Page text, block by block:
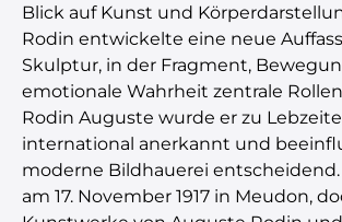
Blick auf Kunst und
Rodin entwickelte eine neue
Skulptur, in der Fragment,
emotionale Wahrheit zentrale
Rodin Auguste wurde er zu
international anerkannt und
moderne Bildhauerei entscheidend.
am 17. November 1917 in Meudon,